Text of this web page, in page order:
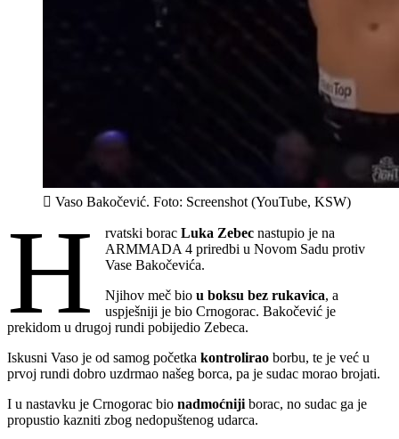
Vaso Bakočević. Foto: Screenshot (YouTube, KSW)
H rvatski boracLuka Zebec nastupio je na
ARMMADA 4 priredbi u Novom Sadu protiv
Vase Bakočevića.
Njihov meč biou boksu bez rukavica, a
uspješniji je bio Crnogorac. Bakočević je
prekidom u drugoj rundi pobijedio Zebeca.
Iskusni Vaso je od samog početka kontrolirao borbu, te je već u
prvoj rundi dobro uzdrmao našeg borca, pa je sudac morao brojati.
I u nastavku je Crnogorac bio nadmoćniji borac, no sudac ga je
propustio kazniti zbog nedopuštenog udarca.